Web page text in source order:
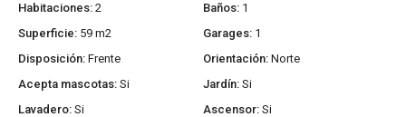
Habitaciones: 2 Baños: 1
Superficie: 59 m2 Garages: 1
Disposición: Frente Orientación: Norte
Acepta mascotas: Si Jardín: Si
Lavadero: Si Ascensor: Si